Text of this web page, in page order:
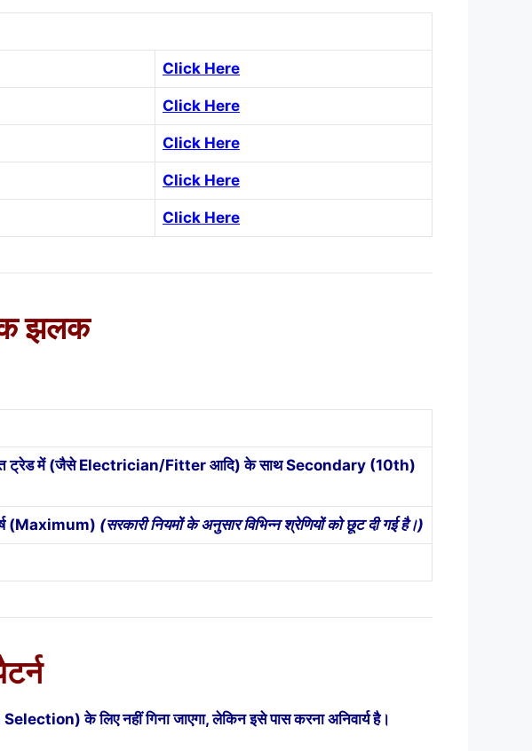
Click Here
Click Here
Click Here
Click Here
Click Here
झलक
ट्रेड में (जैसे Electrician/Fitter आदि) के साथ Secondary (10th)
(Maximum) (सरकारी नियमों के अनुसार विभिन्न श्रेणियों को छूट दी गई है।)
के लिए नहीं गिना जाएगा, लेकिन इसे पास करना अनिवार्य है।